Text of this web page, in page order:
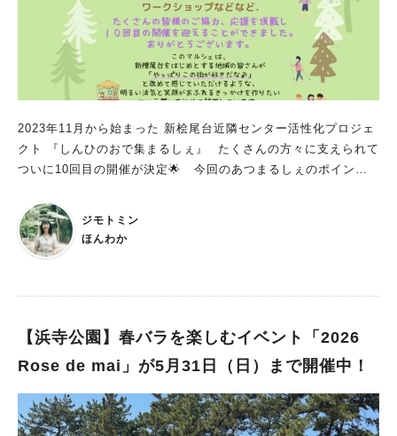
京都、いなべ、大鹿、信州飯田、富士山、相模原、東京の全8都
市を巡るアジア最大級のステージレースとして開催されるそうで
す！ 自転車一色の1日に 2026年5月24日（日）は、自転車イベ
ント「BICYCLE INN PARK 2026（バイシクルインパーク 202
6）」が、大仙公園で開催されます。 ツアー・オブ・ジャパン 2
で大にぎわいでしょう！ ぜひ、遊びに行ってくださいね。 ※画
像は全て主催提供
2023年11月から始まった 新桧尾台近隣センター活性化プロジェ
クト 『しんひのおで集まるしぇ』 ⁡ たくさんの方々に支えられて
ついに10回目の開催が決定🌟 今回のあつまるしぇのポイント
貨の販売などなど 子どもも大人も楽しめるワクワクな内容😍 そ
して、今回は初の試み！ 🎶のど自慢大会🎶も開催します🎤 5月
24日(日)はどんなお店が集まるの？ さてここで、出店内容を
ナツ ◉フルーツ飴 ◉焼きたて「大玉みたらし団子」 ◉堺の清酒
容・物販・展示関連💐 ◉ヘッドケア10分無料 ◉美肌アドバイス
AI10分無料 ◉寸劇「がっこうのかいだん」 🌈ワークショッ
プ・ゲーム関連🌈 ◉パステルアートお絵描き体験 ◉こども縁日
ジモトミン
ほんわか
【浜寺公園】春バラを楽しむイベント「2026
Rose de mai」が5月31日（日）まで開催中！